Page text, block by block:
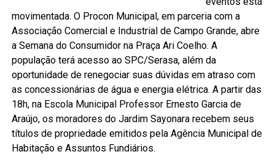
movimentada. O Procon Municipal, em parceria com a
Associação Comercial e Industrial de Campo Grande, abre
a Semana do Consumidor na Praça Ari Coelho. A
população terá acesso ao SPC/Serasa, além da
oportunidade de renegociar suas dúvidas em atraso com
as concessionárias de água e energia elétrica. A partir das
18h, na Escola Municipal Professor Ernesto Garcia de
Araújo, os moradores do Jardim Sayonara recebem seus
títulos de propriedade emitidos pela Agência Municipal de
Habitação e Assuntos Fundiários.